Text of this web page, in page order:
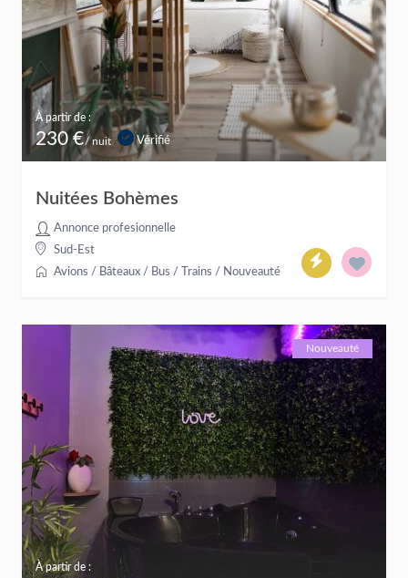
À partir de :
230 €/ nuit Vérifié
Nuitées Bohèmes
Annonce profesionnelle
Sud-Est
Avions / Bâteaux / Bus / Trains / Nouveauté
À partir de :
Nouveauté